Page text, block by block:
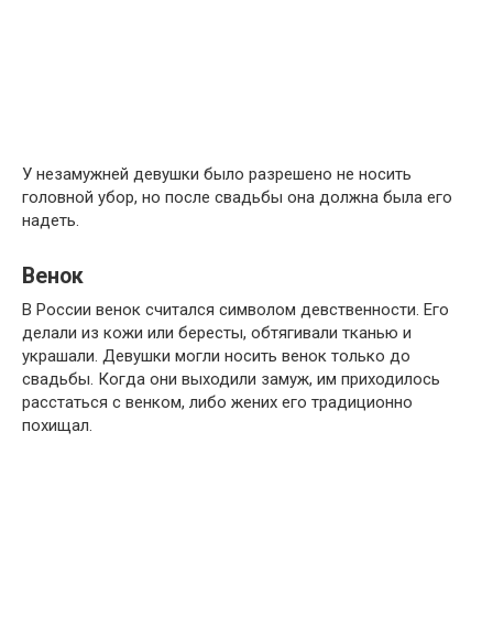
У незамужней девушки было разрешено не носить
головной убор, но после свадьбы она должна была его
надеть.
Венок
В России венок считался символом девственности. Его
делали из кожи или бересты, обтягивали тканью и
украшали. Девушки могли носить венок только до
свадьбы. Когда они выходили замуж, им приходилось
расстаться с венком, либо жених его традиционно
похищал.